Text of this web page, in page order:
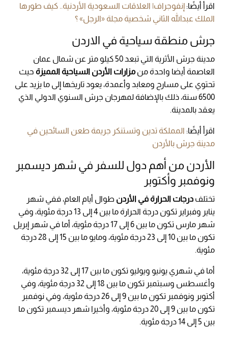
اقرأ أيضًا: إنفوجراف| العلاقات السعودية الأردنية.. كيف طورها
الملك عبدالله الثاني شخصية مجلة «الرجل» ؟
جرش منطقة سياحية في الاردن
مدينة جرش الأثرية التي تبعد 50 كيلو متر عن شمال عمان
العاصمة أيضا واحدة منمزارات الأردن السياحية المميزة حيث
تحتوي على مسارح ومعابد وأعمدة، يعود تاريخها إلى ما يزيد على
6500 سنة، ذلك بالإضافة لمهرجان جرش السنوي الدولي الذي
يعقد بالمدينة.
اقرأ أيضًا: المملكة تدين وتستنكر جريمة طعن السائحين في
مدينة جرش بالأردن
الأردن من أهم دول للسفر في شهر ديسمبر
ونوفمبر وأكتوبر
تختلف درجات الحرارة في الأردن طوال أيام العام، ففي شهر
يناير وفبراير تكون درجة الحرارة ما بين 4 إلى 13 درجة مئوية، وفي
شهر مارس تكون ما بين 6 إلى 17 درجة مئوية، أما في شهر إبريل
تكون ما بين 10 إلى 23 درجة مئوية، ومايو ما بين 15 إلى 28 درجة
مئوية.
أما في شهري يونيو ويوليو تكون ما بين 17 إلى 32 درجة مئوية،
وأغسطس وسبتمبر تكون ما بين 18 إلى 32 درجة مئوية، وفي
أكتوبر ونوفمبر تكون ما بين 9 إلى 26 درجة مئوية، وفي نوفمبر
تكون ما بين 9 إلى 20 درجة مئوية، وأخيرا شهر ديسمبر تكون ما
بين 5 إلى 14 درجة مئوية.